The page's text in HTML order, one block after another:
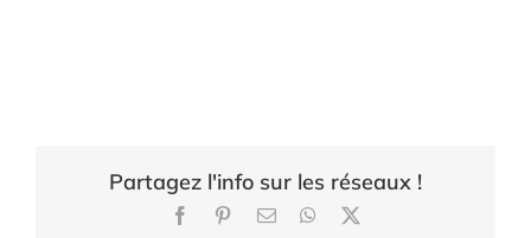
Partagez l'info sur les réseaux !
FacebookPinterest
Email WhatsApp